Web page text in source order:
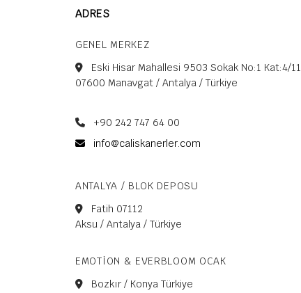
ADRES
GENEL MERKEZ
Eski Hisar Mahallesi 9503 Sokak No:1 Kat:4/11
07600 Manavgat / Antalya / Türkiye
+90 242 747 64 00
info@caliskanerler.com
ANTALYA / BLOK DEPOSU
Fatih 07112
Aksu / Antalya / Türkiye
EMOTION & EVERBLOOM OCAK
Bozkır / Konya Türkiye